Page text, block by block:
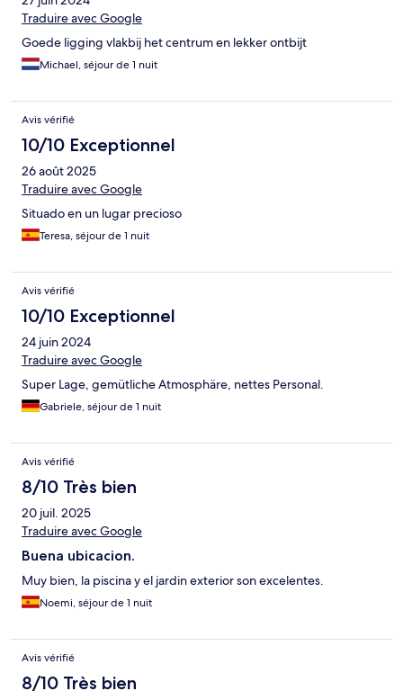
Traduire avec Google
Goede ligging vlakbij het centrum en lekker ontbijt
Michael, séjour de 1 nuit
Avis vérifié
10/10 Exceptionnel
26 août 2025
Traduire avec Google
Situado en un lugar precioso
Teresa, séjour de 1 nuit
Avis vérifié
10/10 Exceptionnel
24 juin 2024
Traduire avec Google
Super Lage, gemütliche Atmosphäre, nettes Personal.
Gabriele, séjour de 1 nuit
Avis vérifié
8/10 Très bien
20 juil. 2025
Traduire avec Google
Buena ubicacion.
Muy bien, la piscina y el jardin exterior son excelentes.
Noemi, séjour de 1 nuit
Avis vérifié
8/10 Très bien